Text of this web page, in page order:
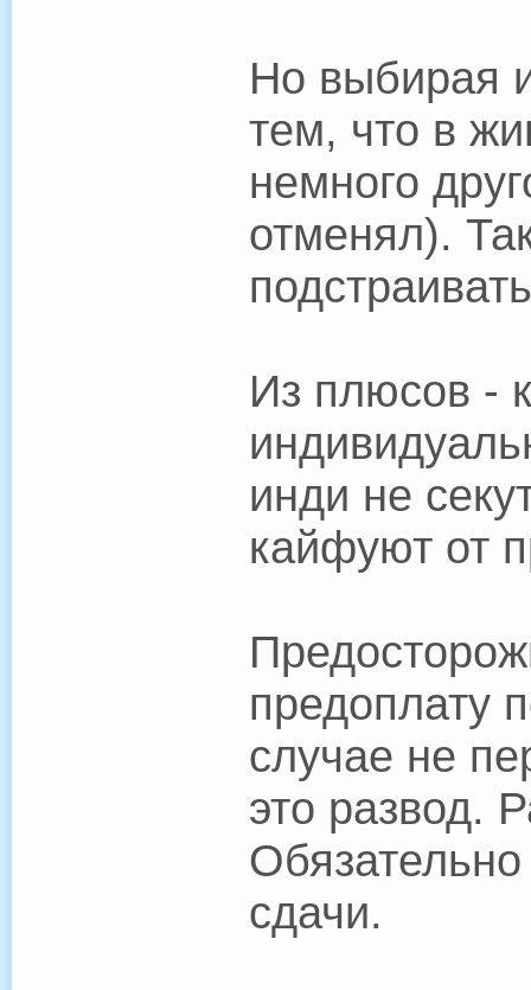
Но выбирая
тем, что в
немного
отменял).
Из плюсов -
инди не
кайфуют от
предоплату
случае не
это развод.
сдачи.